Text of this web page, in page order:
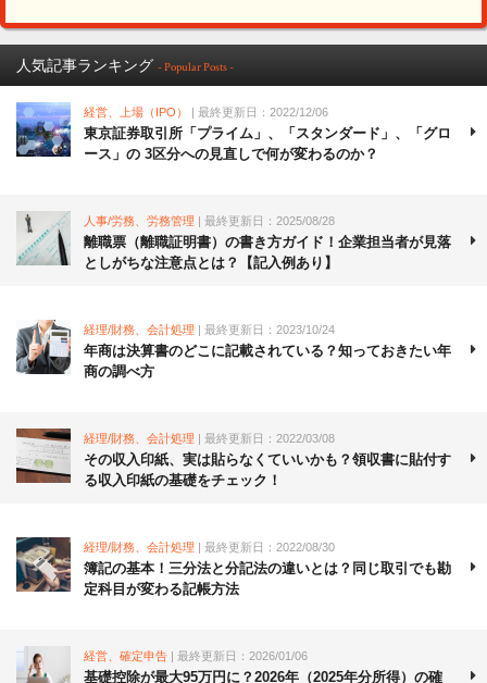
人気記事ランキング - Popular Posts -
経営、上場（IPO） | 最終更新日：2022/12/06
東京証券取引所「プライム」、「スタンダード」、「グロ
ース」の 3区分への見直しで何が変わるのか？
人事/労務、労務管理 | 最終更新日：2025/08/28
離職票（離職証明書）の書き方ガイド！企業担当者が見落
としがちな注意点とは？【記入例あり】
経理/財務、会計処理 | 最終更新日：2023/10/24
年商は決算書のどこに記載されている？知っておきたい年
商の調べ方
経理/財務、会計処理 | 最終更新日：2022/03/08
その収入印紙、実は貼らなくていいかも？領収書に貼付す
る収入印紙の基礎をチェック！
経理/財務、会計処理 | 最終更新日：2022/08/30
簿記の基本！三分法と分記法の違いとは？同じ取引でも勘
定科目が変わる記帳方法
経営、確定申告 | 最終更新日：2026/01/06
基礎控除が最大95万円に？2026年（2025年分所得）の確